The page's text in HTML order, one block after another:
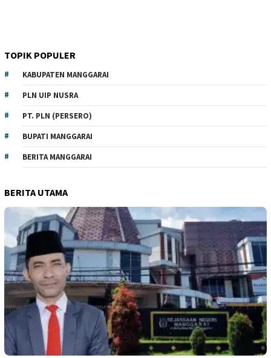
TOPIK POPULER
KABUPATEN MANGGARAI
PLN UIP NUSRA
PT. PLN (PERSERO)
BUPATI MANGGARAI
BERITA MANGGARAI
BERITA UTAMA